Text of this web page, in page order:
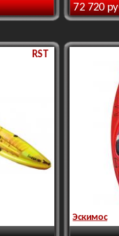
72 720
RST
Эскимос